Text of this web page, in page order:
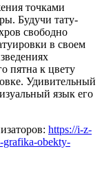
точками
Будучи тату-
свободно
в своем
пятна к цвету
Удивительный
язык его
https://i-z-
grafika-obekty-